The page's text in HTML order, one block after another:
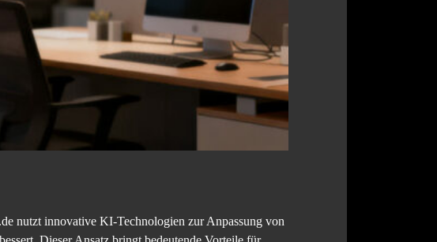
nutzt innovative KI-Technologien zur Anpassung von